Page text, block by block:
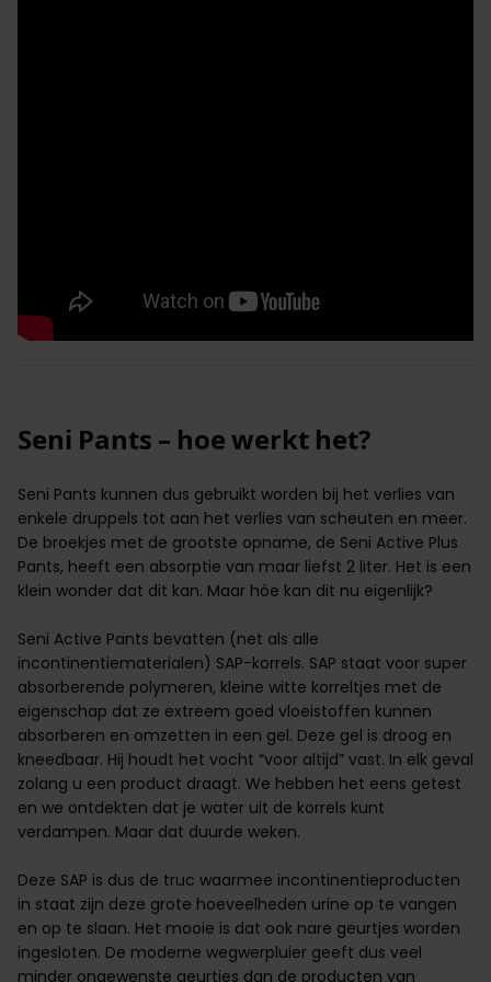
Seni Pants – hoe werkt het?
Seni Pants kunnen dus gebruikt worden bij het verlies van
enkele druppels tot aan het verlies van scheuten en meer.
De broekjes met de grootste opname, de Seni Active Plus
Pants, heeft een absorptie van maar liefst 2 liter. Het is een
klein wonder dat dit kan. Maar hóe kan dit nu eigenlijk?
Seni Active Pants bevatten (net als alle
incontinentiematerialen) SAP-korrels. SAP staat voor super
absorberende polymeren, kleine witte korreltjes met de
eigenschap dat ze extreem goed vloeistoffen kunnen
absorberen en omzetten in een gel. Deze gel is droog en
kneedbaar. Hij houdt het vocht “voor altijd” vast. In elk geval
zolang u een product draagt. We hebben het eens getest
en we ontdekten dat je water uit de korrels kunt
verdampen. Maar dat duurde weken.
Deze SAP is dus de truc waarmee incontinentieproducten
in staat zijn deze grote hoeveelheden urine op te vangen
en op te slaan. Het mooie is dat ook nare geurtjes worden
ingesloten. De moderne wegwerpluier geeft dus veel
minder ongewenste geurtjes dan de producten van